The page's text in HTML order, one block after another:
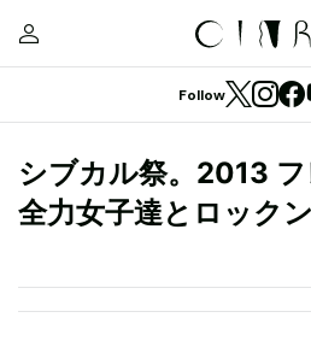
Follow
シブカル祭。2013 フ
全力女子達とロック